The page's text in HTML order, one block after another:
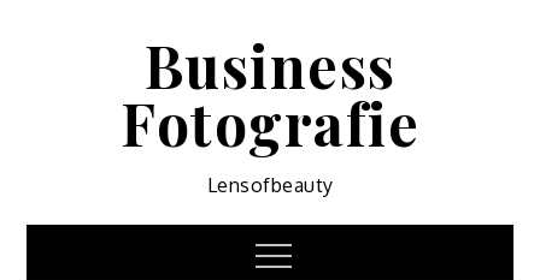
Business
Fotografie
Lensofbeauty
Menu